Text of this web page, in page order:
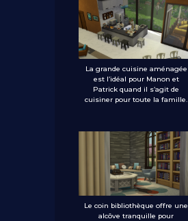
La grande cuisine aménagée
est l’idéal pour Manon et
Patrick quand il s’agit de
cuisiner pour toute la famille.
Le coin bibliothèque offre une
alcôve tranquille pour